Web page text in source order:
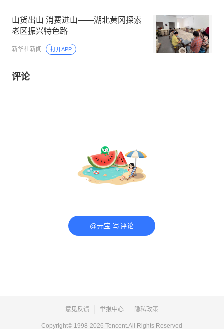
山货出山 消费进山——湖北黄冈探索
老区振兴特色路
新华社新闻 打开APP
评论
@元宝 写评论
意见反馈 举报中心 隐私政策
Copyright© 1998-2026 Tencent.All Rights Reserved